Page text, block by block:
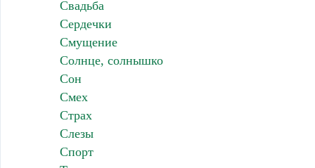
Свадьба
Сердечки
Смущение
Солнце, солнышко
Сон
Смех
Страх
Слезы
Спорт